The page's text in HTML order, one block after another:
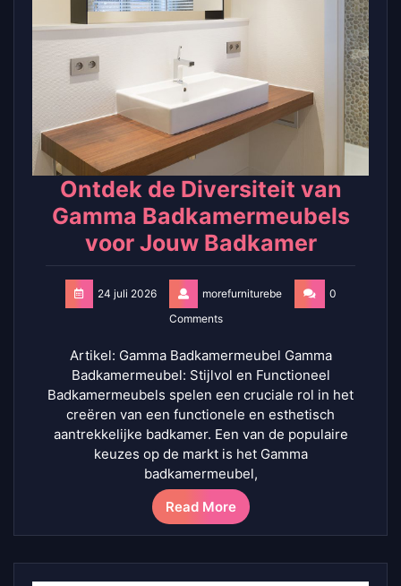
Ontdek de Diversiteit van
Gamma Badkamermeubels
voor Jouw Badkamer
24 juli 2026 morefurniturebe
0
Comments
Artikel: Gamma Badkamermeubel Gamma
Badkamermeubel: Stijlvol en Functioneel
Badkamermeubels spelen een cruciale rol in het
creëren van een functionele en esthetisch
aantrekkelijke badkamer. Een van de populaire
keuzes op de markt is het Gamma
badkamermeubel,
Read More